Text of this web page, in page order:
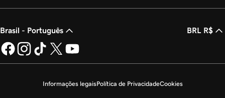
Brasil - Português BRL R$
Informações legaisPolítica de PrivacidadeCookies